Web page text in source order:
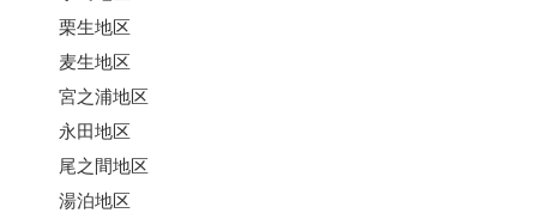
栗生地区
麦生地区
宮之浦地区
永田地区
尾之間地区
湯泊地区